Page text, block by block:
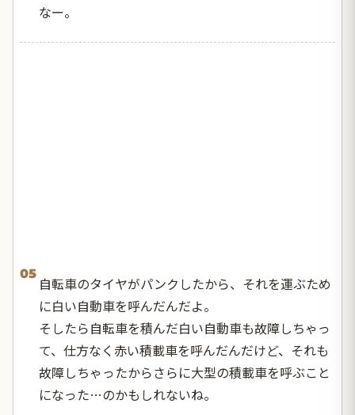
なー。
05
自転車のタイヤがパンクしたから、それを運ぶため
に白い自動車を呼んだんだよ。
そしたら自転車を積んだ白い自動車も故障しちゃっ
て、仕方なく赤い積載車を呼んだんだけど、それも
故障しちゃったからさらに大型の積載車を呼ぶこと
になった…のかもしれないね。